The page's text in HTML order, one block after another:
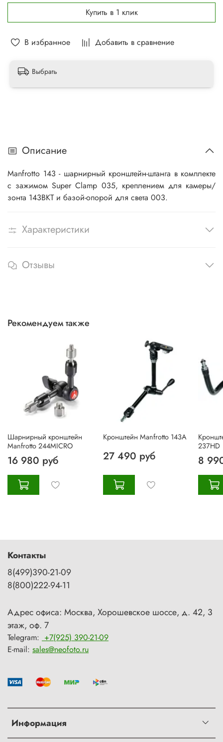
Купить в 1 клик
В избранное Добавить в сравнение
Выбрать
Описание
Manfrotto 143 - шарнирный кронштейн-штанга в комплекте
с зажимом Super Clamp 035, креплением для камеры/
зонта 143BKT и базой-опорой для света 003.
Характеристики
Отзывы
Рекомендуем также
Шарнирный кронштейн
Manfrotto 244MICRO
16 980 руб
Кронштейн Manfrotto 143A
27 490 руб
237HD
8
Информация
Контакты
8(499)390-21-09
8(800)222-94-11
Адрес офиса: Москва, Хорошевское шоссе, д. 42, 3
этаж, оф. 7
Telegram: +7(925) 390-21-09
E-mail: sales@neofoto.ru